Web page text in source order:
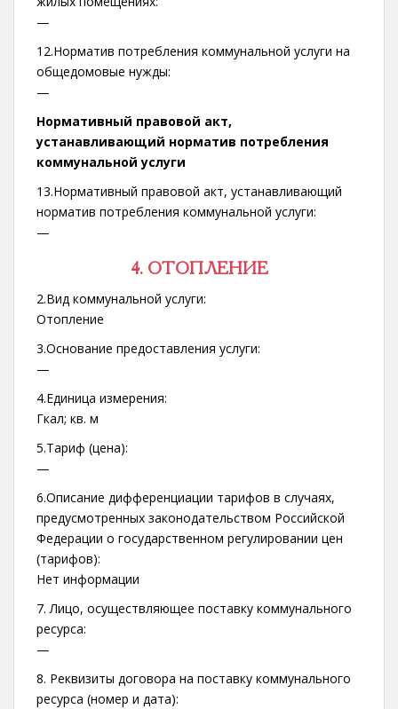
—
12.Норматив потребления коммунальной услуги на
общедомовые нужды:
—
Нормативный правовой акт,
устанавливающий норматив потребления
коммунальной услуги
13.Нормативный правовой акт, устанавливающий
норматив потребления коммунальной услуги:
—
4. ОТОПЛЕНИЕ
2.Вид коммунальной услуги:
Отопление
3.Основание предоставления услуги:
—
4.Единица измерения:
Гкал; кв. м
5.Тариф (цена):
—
6.Описание дифференциации тарифов в случаях,
предусмотренных законодательством Российской
Федерации о государственном регулировании цен
(тарифов):
Нет информации
7. Лицо, осуществляющее поставку коммунального
ресурса:
—
8. Реквизиты договора на поставку коммунального
ресурса (номер и дата):